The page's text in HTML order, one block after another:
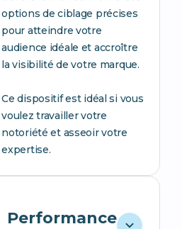
options de ciblage précises
pour atteindre votre
audience idéale et accroître
la visibilité de votre marque.
Ce dispositif est idéal si vous
voulez travailler votre
notoriété et asseoir votre
expertise.
Performance